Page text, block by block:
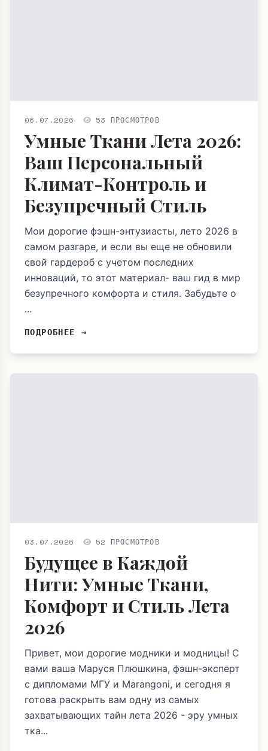
06.07.2026 53 ПРОСМОТРОВ
Умные Ткани Лета 2026:
Ваш Персональный
Климат-Контроль и
Безупречный Стиль
Мои дорогие фэшн-энтузиасты, лето 2026 в
самом разгаре, и если вы еще не обновили
свой гардероб с учетом последних
инноваций, то этот материал- ваш гид в мир
безупречного комфорта и стиля. Забудьте о
...
ПОДРОБНЕЕ →
03.07.2026 52 ПРОСМОТРОВ
Будущее в Каждой
Нити: Умные Ткани,
Комфорт и Стиль Лета
2026
Привет, мои дорогие модники и модницы! С
вами ваша Маруся Плюшкина, фэшн-эксперт
с дипломами МГУ и Marangoni, и сегодня я
готова раскрыть вам одну из самых
захватывающих тайн лета 2026 - эру умных
тка...